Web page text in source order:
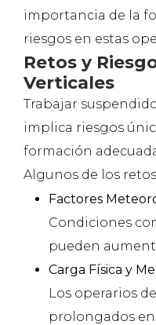
importancia de la
riesgos en estas
Retos y
Verticales
Trabajar
implica riesgos
formación
Algunos de los
Factores
Condiciones
pueden
Carga Física y
Los operarios
prolongados